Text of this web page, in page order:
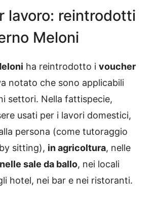
lavoro: reintrodotti
Meloni
ha reintrodotto i voucher
notato che sono applicabili
settori. Nella fattispecie,
usati per i lavori domestici,
persona (come tutoraggio
sitting), in agricoltura, nelle
nelle sale da ballo, nei locali
hotel, nei bar e nei ristoranti.